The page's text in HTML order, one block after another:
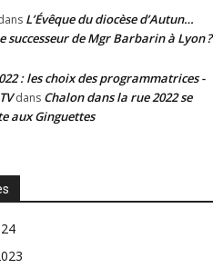
L’Évêque du diocèse d’Autun…
successeur de Mgr Barbarin à Lyon ?
: les choix des programmatrices -
dans Chalon dans la rue 2022 se
aux Ginguettes